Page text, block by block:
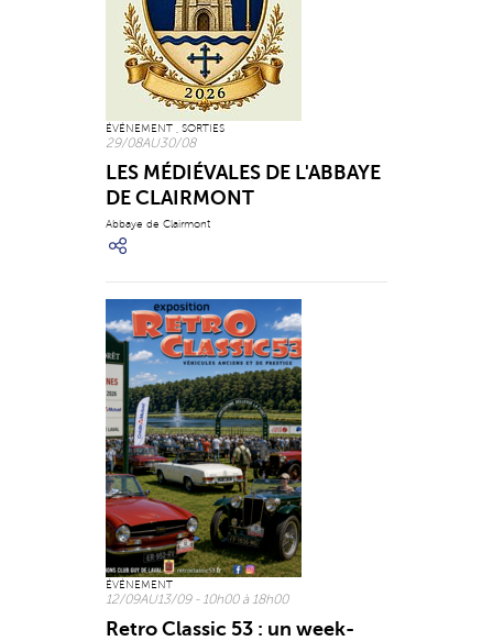
ÉVÉNEMENT , SORTIES
29/08AU30/08
LES MÉDIÉVALES DE L'ABBAYE
DE CLAIRMONT
Abbaye de Clairmont
ÉVÉNEMENT
12/09AU13/09- 10h00 à 18h00
Retro Classic 53 : un week-